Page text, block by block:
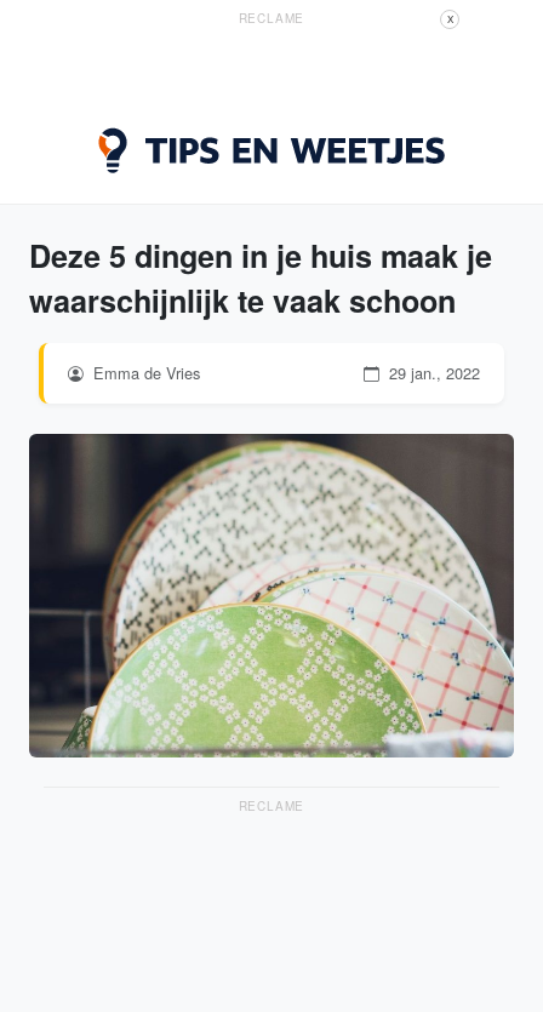
RECLAME X
Deze 5 dingen in je huis maak je
waarschijnlijk te vaak schoon
Emma de Vries 29 jan., 2022
RECLAME